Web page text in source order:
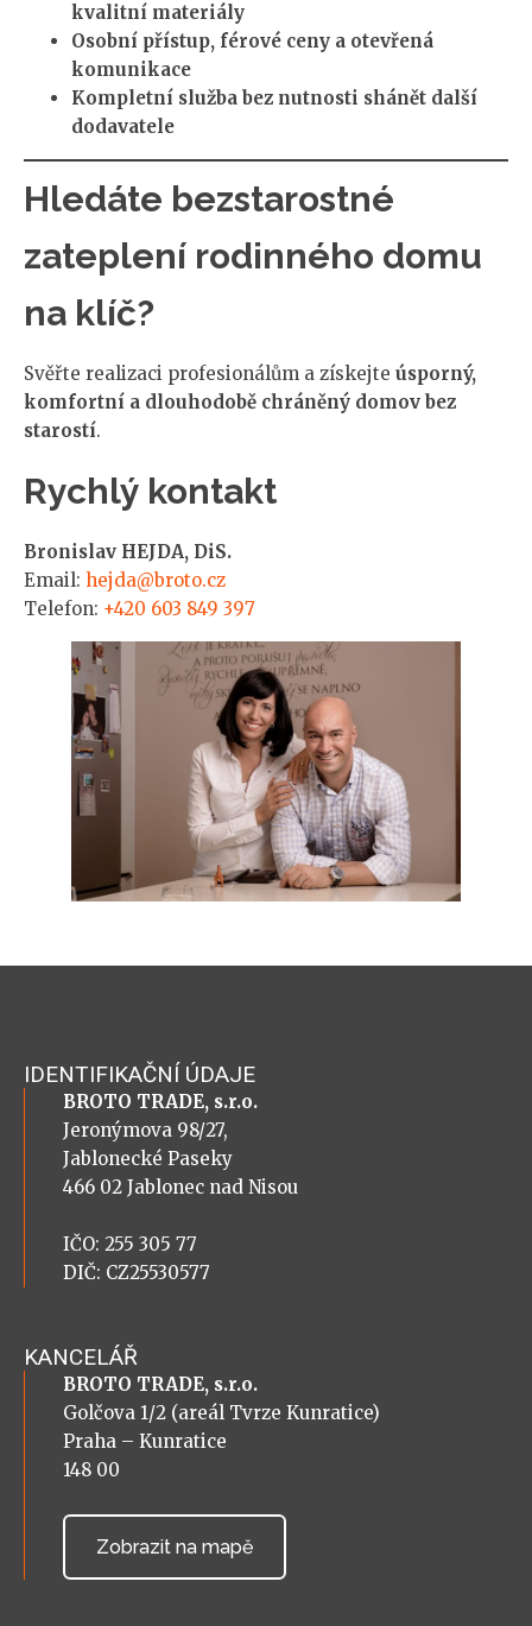
kvalitní materiály
Osobní přístup, férové ceny a otevřená
komunikace
Kompletní služba bez nutnosti shánět další
dodavatele
Hledáte bezstarostné
zateplení rodinného domu
na klíč?
Svěřte realizaci profesionálům a získejte úsporný,
komfortní a dlouhodobě chráněný domov bez
starostí.
Rychlý kontakt
Bronislav HEJDA, DiS.
Email: hejda@broto.cz
Telefon: +420 603 849 397
IDENTIFIKAČNÍ ÚDAJE
BROTO TRADE, s.r.o.
Jeronýmova 98/27,
Jablonecké Paseky
466 02 Jablonec nad Nisou
IČO: 255 305 77
DIČ: CZ25530577
KANCELÁŘ
BROTO TRADE, s.r.o.
Golčova 1/2 (areál Tvrze Kunratice)
Praha – Kunratice
148 00
Zobrazit na mapě